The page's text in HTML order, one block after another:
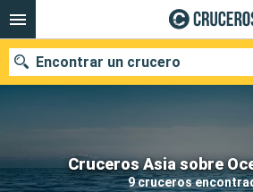
Cruceros Asia sobre
9 cruceros
Encontrar un crucero
Nuestros destinos